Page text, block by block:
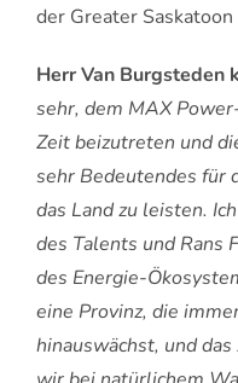
der Greater
Herr Van Burgsteden
sehr, dem MAX
Zeit beizutreten und
sehr Bedeutendes für
das Land zu leisten.
des Talents und Rans
des Energie-
eine Provinz, die
hinauswächst, und